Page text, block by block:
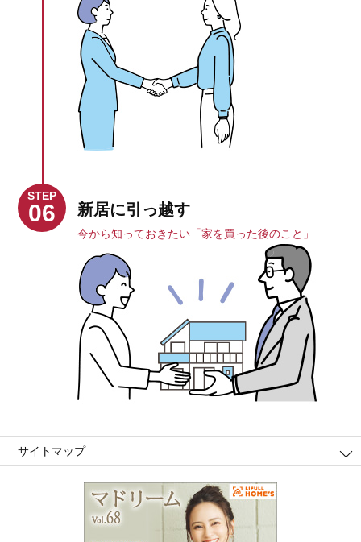
STEP
06 新居に引っ越す
今から知っておきたい「家を買った後のこと」
サイトマップ